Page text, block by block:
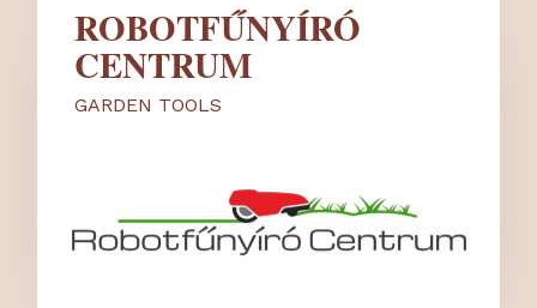
ROBOTFŰNYÍRÓ
CENTRUM
GARDEN TOOLS